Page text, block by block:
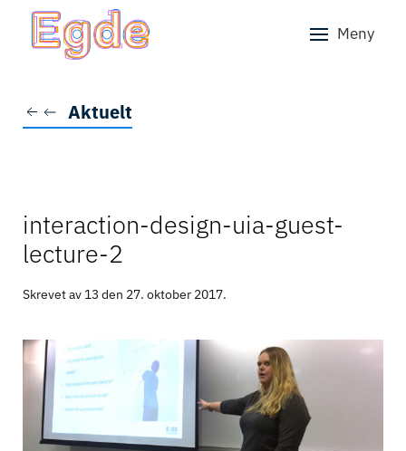
Skip to main content Meny
Aktuelt
interaction-design-uia-guest-
lecture-2
Skrevet av 13 den 27. oktober 2017.